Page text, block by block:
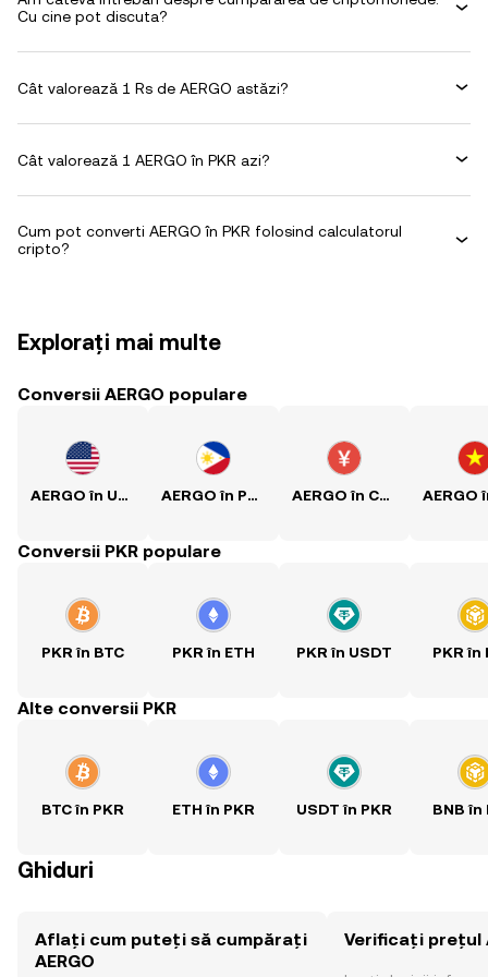
Cu cine pot discuta?
Cât valorează 1 Rs de AERGO astăzi?
Cât valorează 1 AERGO în PKR azi?
Cum pot converti AERGO în PKR folosind calculatorul
cripto?
Explorați mai multe
Conversii AERGO populare
AERGO în USD AERGO în PHP AERGO în CNY
Conversii PKR populare
PKR în BTC PKR în ETH PKR în USDT PKR în
Alte conversii PKR
BTC în PKR ETH în PKR USDT în PKR BNB în
Ghiduri
Aflați cum puteți să cumpărați
AERGO
Verificați prețul